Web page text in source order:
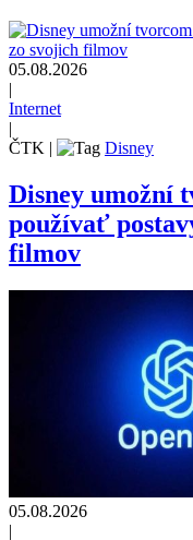
05.08.2026
Internet
ČTK
Disney
Disney umožní
používať
filmov
05.08.2026
|